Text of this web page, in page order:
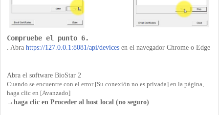
Compruebe el punto 6.
. Abra https://127.0.0.1:8081/api/devices en el navegador Chrome o Edge
Abra el software BioStar 2
Cuando se encuentre con el error [Su conexión no es privada] en la página,
haga clic en [Avanzado]
→haga clic en Proceder al host local (no seguro)